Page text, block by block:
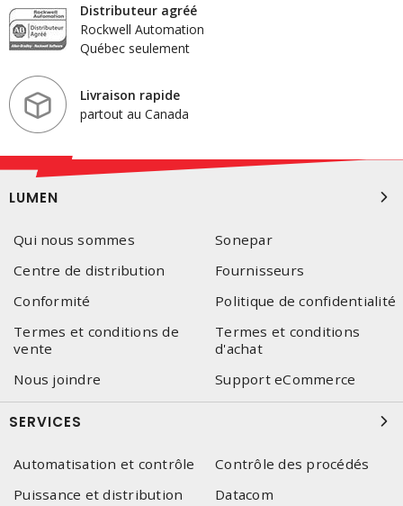
Distributeur agréé
Rockwell Automation
Québec seulement
Livraison rapide
partout au Canada
LUMEN
Qui nous sommes
Sonepar
Centre de distribution
Fournisseurs
Conformité
Politique de confidentialité
Termes et conditions de
vente
Termes et conditions
d'achat
Nous joindre
Support eCommerce
SERVICES
Automatisation et contrôle
Contrôle des procédés
Puissance et distribution
Datacom